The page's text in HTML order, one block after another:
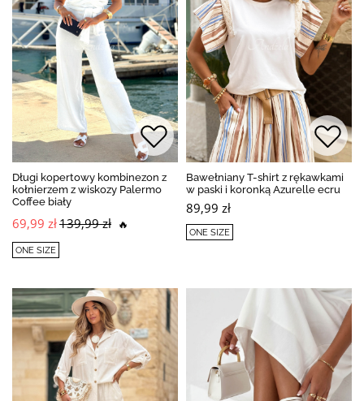
Długi kopertowy kombinezon z
kołnierzem z wiskozy Palermo
Coffee biały
69,99 zł139,99 zł 🔥
ONE SIZE
Bawełniany T-shirt z rękawkami
w paski i koronką Azurelle ecru
89,99 zł
ONE SIZE